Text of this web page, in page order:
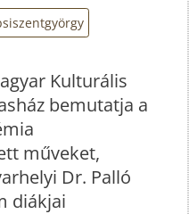
Kulturális
bemutatja a
műveket,
Dr. Palló
diákjai